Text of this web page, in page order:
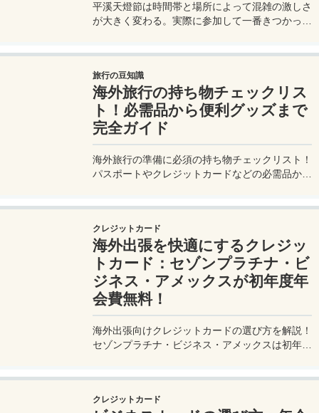
平溪天燈節は時間帯と場所によって混雑の激しさ
が大きく変わる。実際に参加して一番きつかった
旅行の豆知識
海外旅行の持ち物チェックリス
ト！必需品から便利グッズまで
完全ガイド
海外旅行の準備に必須の持ち物チェックリスト！
パスポートやクレジットカードなどの必需品か
ャートリップで今すぐチェック！
クレジットカード
海外出張を快適にするクレジッ
トカード：セゾンプラチナ・ビ
ジネス・アメックスが初年度年
会費無料！
海外出張向けクレジットカードの選び方を解説！
セゾンプラチナ・ビジネス・アメックスは初年度
クレジットカード